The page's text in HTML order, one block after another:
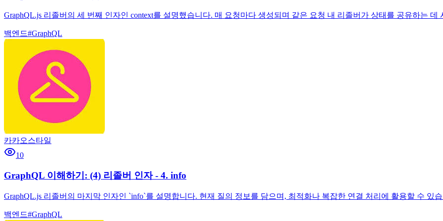
GraphQL.js 리졸버의 세 번째 인자인 context를 설명했습니다. 매 요청마다 생성되며 같은 요청 내 리졸버가 상태를 공유하는 데
백엔드#GraphQL
카카오스타일
10
GraphQL 이해하기: (4) 리졸버 인자 - 4. info
GraphQL.js 리졸버의 마지막 인자인 `info`를 설명합니다. 현재 질의 정보를 담으며, 최적화나 복잡한 연결 처리에 활용할 수 있
백엔드#GraphQL